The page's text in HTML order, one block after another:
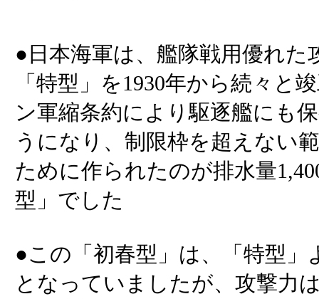
●日本海軍は、艦隊戦用優れた
「特型」を1930年から続々と
ン軍縮条約により駆逐艦にも
うになり、制限枠を超えない
ために作られたのが排水量
型」でした
●この「初春型」は、「特型
となっていましたが、攻撃力